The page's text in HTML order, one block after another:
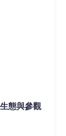
態與參觀